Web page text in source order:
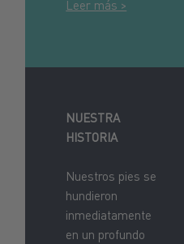
Leer más >
NUESTRA
HISTORIA
Nuestros pies se
hundieron
inmediatamente
en un profundo